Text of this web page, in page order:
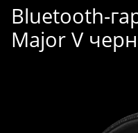
Bluetooth-
Major V